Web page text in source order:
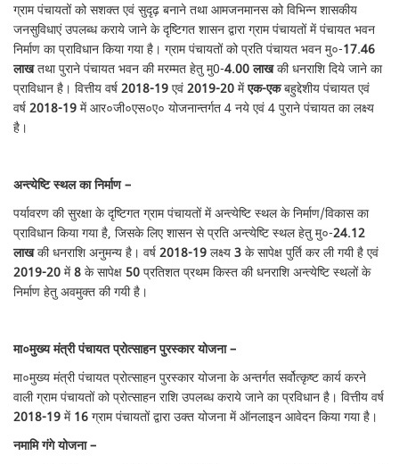
ग्राम पंचायतों को सशक्त एवं सुदृढ़ बनाने तथा आमजनमानस को विभिन्न शासकीय
जनसुविधाएं उपलब्ध कराये जाने के दृष्टिगत शासन द्वारा ग्राम पंचायतों में पंचायत भवन
निर्माण का प्राविधान किया गया है। ग्राम पंचायतों को प्रति पंचायत भवन मु०-17.46
लाखतथा पुराने पंचायत भवन की मरम्मत हेतु मु0-4.00 लाखकी धनराशि दिये जाने का
प्राविधान है। वित्तीय वर्ष2018-19एवं2019-20मेंएक-एकबहुद्देशीय पंचायत एवं
वर्ष2018-19में आर०जी०एस०ए० योजनान्तर्गत 4 नये एवं 4 पुराने पंचायत का लक्ष्य
है।
अन्त्येष्टि स्थल का निर्माण –
पर्यावरण की सुरक्षा के दृष्टिगत ग्राम पंचायतों में अन्त्येष्टि स्थल के निर्माण/विकास का
प्राविधान किया गया है, जिसके लिए शासन से प्रति अन्त्येष्टि स्थल हेतु मु०-24.12
लाखकी धनराशि अनुमन्य है। वर्ष2018-19लक्ष्य3के सापेक्ष पुर्ति कर ली गयी है एवं
2019-20में8के सापेक्ष 50प्रतिशत प्रथम किस्त की धनराशि अन्त्येष्टि स्थलों के
निर्माण हेतु अवमुक्त की गयी है।
मा०मुख्य मंत्री पंचायत प्रोत्साहन पुरस्कार योजना–
मा०मुख्य मंत्री पंचायत प्रोत्साहन पुरस्कार योजना के अन्तर्गत सर्वोत्कृष्ट कार्य करने
वाली ग्राम पंचायतों को प्रोत्साहन राशि उपलब्ध कराये जाने का प्रविधान है। वित्तीय वर्ष
2018-19में16ग्राम पंचायतों द्वारा उक्त योजना में ऑनलाइन आवेदन किया गया है।
नमामि गंगे योजना –